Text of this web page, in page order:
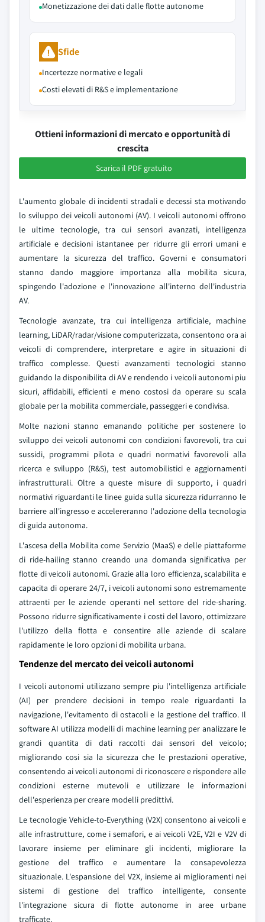
Monetizzazione dei dati dalle flotte autonome
Sfide
Incertezze normative e legali
Costi elevati di R&S e implementazione
Ottieni informazioni di mercato e opportunità di
crescita
Scarica il PDF gratuito
L'aumento globale di incidenti stradali e decessi sta motivando
lo sviluppo dei veicoli autonomi (AV). I veicoli autonomi offrono
le ultime tecnologie, tra cui sensori avanzati, intelligenza
artificiale e decisioni istantanee per ridurre gli errori umani e
aumentare la sicurezza del traffico. Governi e consumatori
stanno dando maggiore importanza alla mobilita sicura,
spingendo l'adozione e l'innovazione all'interno dell'industria
AV.
Tecnologie avanzate, tra cui intelligenza artificiale, machine
learning, LiDAR/radar/visione computerizzata, consentono ora ai
veicoli di comprendere, interpretare e agire in situazioni di
traffico complesse. Questi avanzamenti tecnologici stanno
guidando la disponibilita di AV e rendendo i veicoli autonomi piu
sicuri, affidabili, efficienti e meno costosi da operare su scala
globale per la mobilita commerciale, passeggeri e condivisa.
Molte nazioni stanno emanando politiche per sostenere lo
sviluppo dei veicoli autonomi con condizioni favorevoli, tra cui
sussidi, programmi pilota e quadri normativi favorevoli alla
ricerca e sviluppo (R&S), test automobilistici e aggiornamenti
infrastrutturali. Oltre a queste misure di supporto, i quadri
normativi riguardanti le linee guida sulla sicurezza ridurranno le
barriere all'ingresso e accelereranno l'adozione della tecnologia
di guida autonoma.
L'ascesa della Mobilita come Servizio (MaaS) e delle piattaforme
di ride-hailing stanno creando una domanda significativa per
flotte di veicoli autonomi. Grazie alla loro efficienza, scalabilita e
capacita di operare 24/7, i veicoli autonomi sono estremamente
attraenti per le aziende operanti nel settore del ride-sharing.
Possono ridurre significativamente i costi del lavoro, ottimizzare
l'utilizzo della flotta e consentire alle aziende di scalare
rapidamente le loro opzioni di mobilita urbana.
Tendenze del mercato dei veicoli autonomi
I veicoli autonomi utilizzano sempre piu l'intelligenza artificiale
(AI) per prendere decisioni in tempo reale riguardanti la
navigazione, l'evitamento di ostacoli e la gestione del traffico. Il
software AI utilizza modelli di machine learning per analizzare le
grandi quantita di dati raccolti dai sensori del veicolo;
migliorando cosi sia la sicurezza che le prestazioni operative,
consentendo ai veicoli autonomi di riconoscere e rispondere alle
condizioni esterne mutevoli e utilizzare le informazioni
dell'esperienza per creare modelli predittivi.
Le tecnologie Vehicle-to-Everything (V2X) consentono ai veicoli e
alle infrastrutture, come i semafori, e ai veicoli V2E, V2I e V2V di
lavorare insieme per eliminare gli incidenti, migliorare la
gestione del traffico e aumentare la consapevolezza
situazionale. L'espansione del V2X, insieme ai miglioramenti nei
sistemi di gestione del traffico intelligente, consente
l'integrazione sicura di flotte autonome in aree urbane
trafficate.